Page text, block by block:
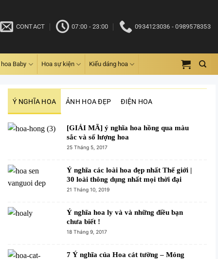
CONTACT 07:00 - 23:00 0934123036 - 0989578353
hoa Baby Hoa sự kiện Kiểu dáng hoa
Ý NGHĨA HOA ẢNH HOA ĐẸP ĐIỆN HOA
[GIẢI MÃ] ý nghĩa hoa hồng qua màu
sắc và số lượng hoa
25 Tháng 5, 2017
Ý nghĩa các loài hoa đẹp nhất Thế giới |
30 loài thông dụng nhất mọi thời đại
21 Tháng 10, 2019
Ý nghĩa hoa ly và và những điều bạn
chưa biết !
18 Tháng 9, 2017
7 Ý nghĩa của Hoa cát tường – Mỏng